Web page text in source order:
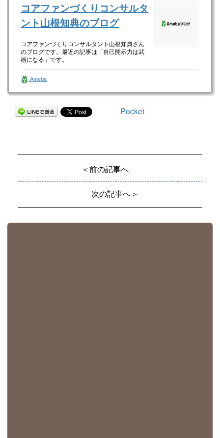
コアファンづくりコンサルタ
ント山根知典のブログ
コアファンづくりコンサルタント山根知典さん
のブログです。最近の記事は「自己開示力は武
器になる」です。
Ameba
Pocket
＜前の記事へ
次の記事へ＞